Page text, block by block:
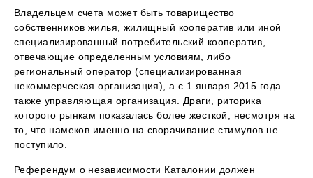
Владельцем счета может быть товарищество
собственников жилья, жилищный кооператив или иной
специализированный потребительский кооператив,
отвечающие определенным условиям, либо
региональный оператор (специализированная
некоммерческая организация), а с 1 января 2015 года
также управляющая организация. Драги, риторика
которого рынкам показалась более жесткой, несмотря на
то, что намеков именно на сворачивание стимулов не
поступило.
Референдум о независимости Каталонии должен